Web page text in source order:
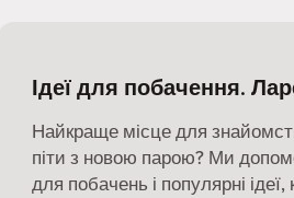
Ідеї для побачення.
Найкраще місце для
піти з новою парою? Ми
для побачень і популярні